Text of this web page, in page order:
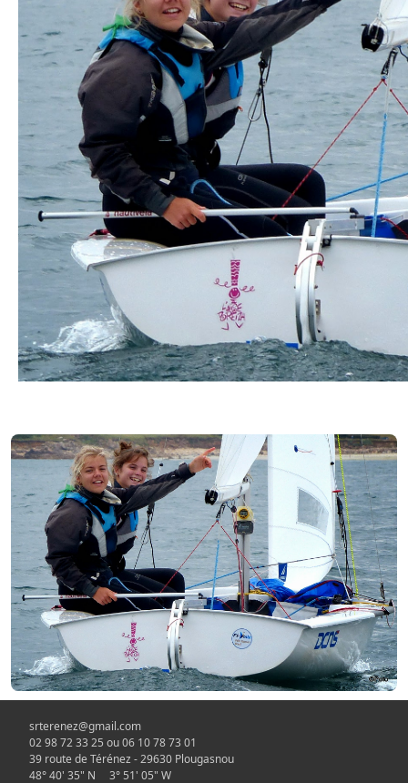
srterenez@gmail.com
02 98 72 33 25 ou 06 10 78 73 01
39 route de Térénez - 29630 Plougasnou
48° 40' 35" N 3° 51' 05" W